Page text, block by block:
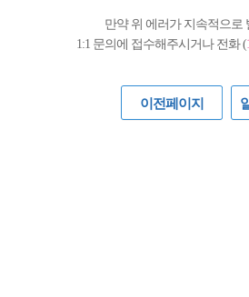
만약 위 에러가 지속적으로
1:1 문의에 접수해주시거나 전화 (
이전페이지